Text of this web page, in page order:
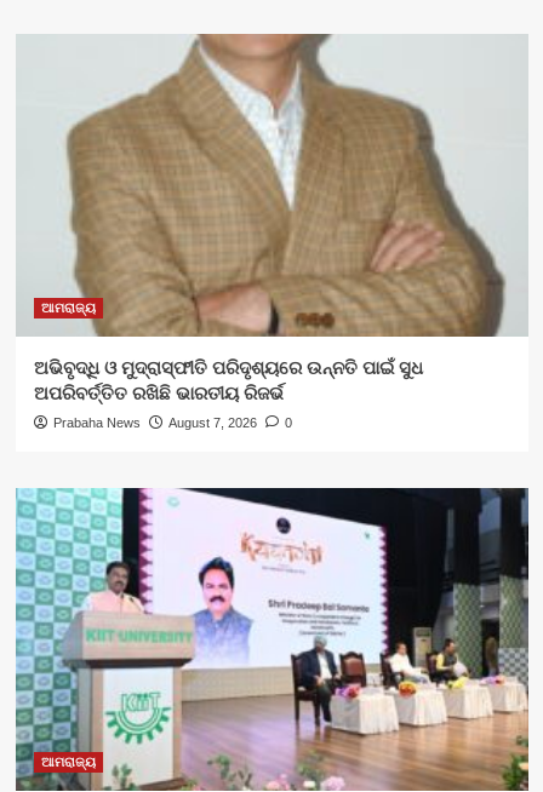
ଆମରାଜ୍ୟ
ଅଭିବୃଦ୍ଧି ଓ ମୁଦ୍ରାସ୍ଫୀତି ପରିଦୃଶ୍ୟରେ ଉନ୍ନତି ପାଇଁ ସୁଧ
ଅପରିବର୍ତ୍ତିତ ରଖିଛି ଭାରତୀୟ ରିଜର୍ଭ
Prabaha News August 7, 2026 0
ଆମରାଜ୍ୟ